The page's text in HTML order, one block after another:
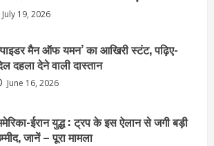
July 19, 2026
मैन ऑफ यमन’ का आखिरी स्टंट, पढ़िए-
दहला देने वाली दास्तान
June 16, 2026
ईरान युद्ध : ट्रप के इस ऐलान से जगी बड़ी
जानें – पूरा मामला